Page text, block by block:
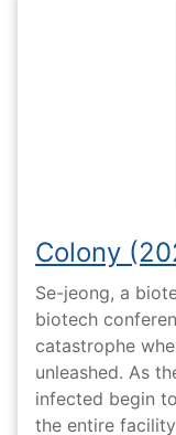
Colony
Se-jeong, a
biotech
catastrophe
unleashed. As
infected begin
the entire